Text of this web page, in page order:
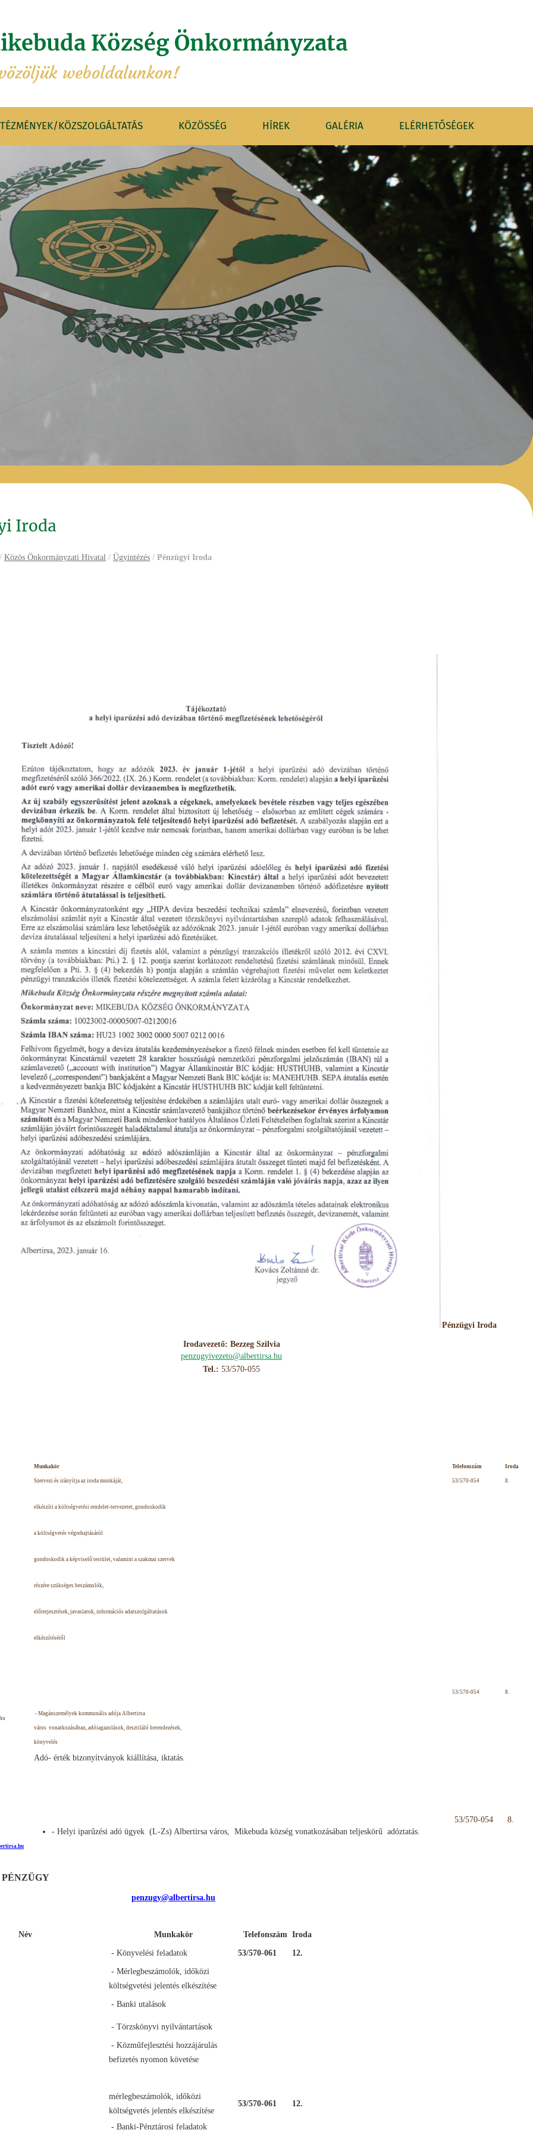
Község Önkormányzata
weboldalunkon!
KÖZSZOLGÁLTATÁS KÖZÖSSÉG HÍREK GALÉRIA ELÉRHETŐSÉGEK
Iroda
/ Közös Önkormányzati Hivatal / Ügyintézés / Pénzügyi Iroda
Pénzügyi Iroda
Irodavezető: Bezzeg Szilvia
penzugyivezeto@albertirsa.hu
Tel.: 53/570-055
Munkakör Telefonszám Iroda
Szervezi és irányítja az iroda munkáját,
elkészíti a költségvetési rendelet-tervezetet, gondoskodik
a költségvetés végrehajtásáról
gondoskodik a képviselő testület, valamint a szakmai szervek
részére szükséges beszámolók,
előterjesztések, javaslatok, információs adatszolgáltatások
elkészítéséről
53/570-054 8.
- Magánszemélyek kommunális adója Albertirsa
város vonatkozásában, adóiagazolások, desztiláló berendezések,
könyvelés
Adó- érték bizonyítványok kiállítása, iktatás.
53/570-054 8.
- Helyi iparűzési adó ügyek (L-Zs) Albertirsa város, Mikebuda község vonatkozásában teljeskörű adóztatás.
53/570-054 8.
PÉNZÜGY
penzugy@albertirsa.hu
Név Munkakör Telefonszám Iroda
- Könyvelési feladatok 53/570-061 12.
- Mérlegbeszámolók, időközi
költségvetési jelentés elkészítése
- Banki utalások
- Törzskönyvi nyilvántartások
- Közműfejlesztési hozzájárulás
befizetés nyomon követése
mérlegbeszámolók, időközi
költségvetés jelentés elkészítése
53/570-061 12.
- Banki-Pénztárosi feladatok